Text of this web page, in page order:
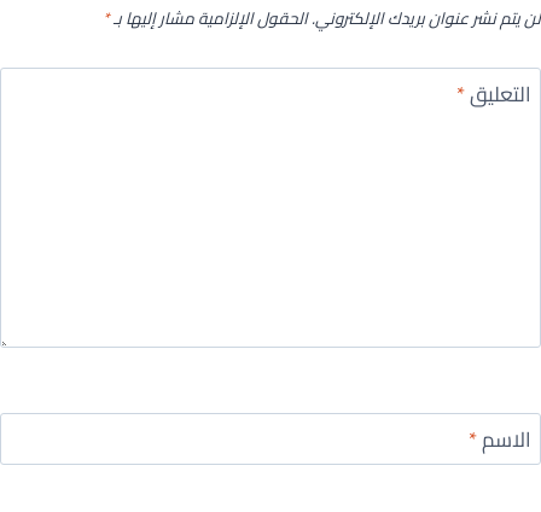
لن يتم نشر عنوان بريدك الإلكتروني.الحقول الإلزامية مشار إليها بـ*
التعليق*
الاسم*